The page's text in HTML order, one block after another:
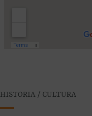
HISTORIA / CULTURA